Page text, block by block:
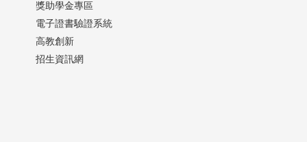
獎助學金專區
電子證書驗證系統
高教創新
招生資訊網